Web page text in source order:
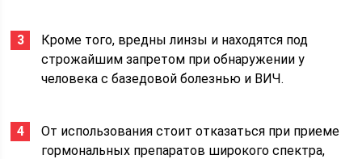
Кроме того, вредны линзы и находятся под
строжайшим запретом при обнаружении у
человека с базедовой болезнью и ВИЧ.
От использования стоит отказаться при приеме
гормональных препаратов широкого спектра,